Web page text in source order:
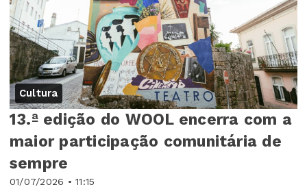
Cultura
01/07/2026 • 11:15
13.ª edição do WOOL encerra com a
maior participação comunitária de
sempre